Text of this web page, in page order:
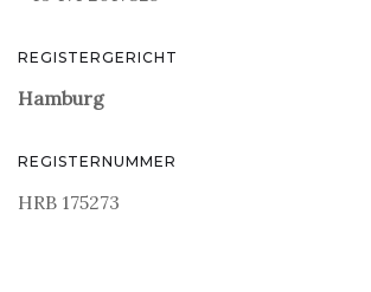
REGISTERGERICHT
Hamburg
REGISTERNUMMER
HRB 175273